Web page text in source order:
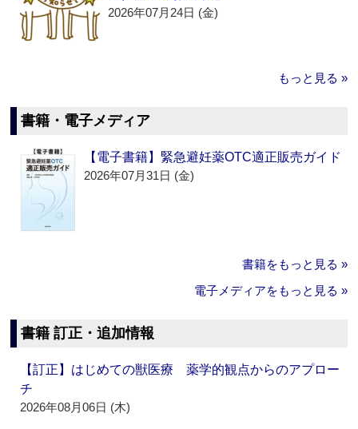
2026年07月24日 (金)
もっと見る »
書籍・電子メディア
【電子書籍】緊急避妊薬OTC適正販売ガイド
2026年07月31日 (金)
書籍をもっと見る »
電子メディアをもっと見る »
書籍 訂正・追加情報
【訂正】はじめての獣医療 薬学的観点からのアプロー
チ
2026年08月06日 (木)